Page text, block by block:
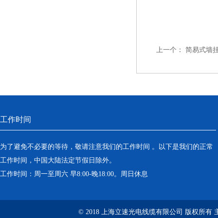
上一个： 简易式墙
工作时间
为了避免不必要的等待，敬请注意我们的工作时间 。以下是我们的正常
工作时间，中国大陆法定节假日除外。
工作时间：周一至周六 早8:00-晚18:00。周日休息
© 2018 上海立速光电线缆有限公司 版权所有